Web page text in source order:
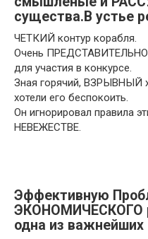
существа.В устье
ЧЕТКИЙ контур корабля.
Очень
для участия в конкурсе.
Зная горячий, ВЗРЫВНЫЙ
хотели его беспокоить.
Он игнорировал правила
НЕВЕЖЕСТВЕ.
Эффективную
ЭКОНОМИЧЕСКОГО
одна из важнейших